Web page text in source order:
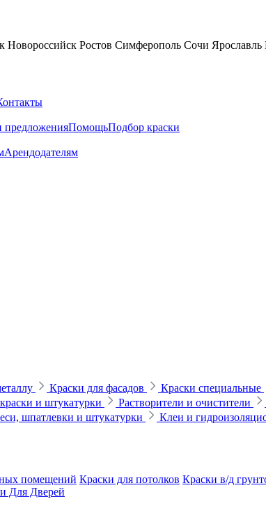
Новороссийск Ростов Симферополь Сочи Ярославль
ПомощьПодбор краски
Арендодателям
Краски для фасадов Краски специальные
и штукатурки Растворители и очистители
шпатлевки и штукатурки Клеи и
помещений Краски для потолков Краски в/д
Для Дверей